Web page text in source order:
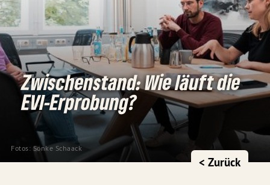
Fotos: Sönke Schaack
Zwischenstand: Wie läuft die
EVI-Erprobung?
< Zurück